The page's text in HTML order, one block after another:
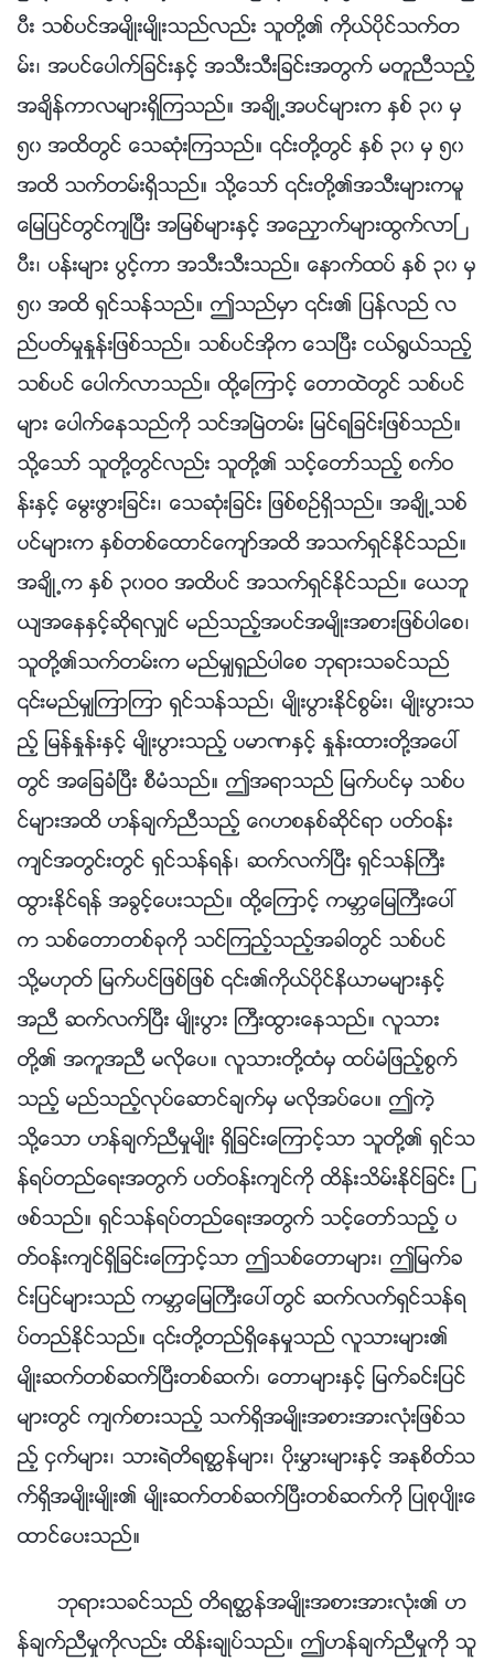
ပီး သစ္ပင္အမ်ိဳးမ်ိဳးသည္လည္း သူတို႔၏ ကိုယ္ပိုင္သက္တ
မ္း၊ အပင္ေပါက္ျခင္းႏွင့္ အသီးသီးျခင္းအတြက္ မတူညီသည့္
အခ်ိန္ကာလမ်ားရွိၾကသည္။ အခ်ိဳ႕အပင္မ်ားက ႏွစ္ ၃၀ မွ
၅၀ အထိတြင္ ေသဆုံးၾကသည္။ ၎တို႔တြင္ ႏွစ္ ၃၀ မွ ၅၀
အထိ သက္တမ္းရွိသည္။ သို႔ေသာ္ ၎တို႔၏အသီးမ်ားကမူ
ေျမျပင္တြင္က်ၿပီး အျမစ္မ်ားႏွင့္ အေညႇာက္မ်ားထြက္လာၿ
ပီး၊ ပန္းမ်ား ပြင့္ကာ အသီးသီးသည္။ ေနာက္ထပ္ ႏွစ္ ၃၀ မွ
၅၀ အထိ ရွင္သန္သည္။ ဤသည္မွာ ၎၏ ျပန္လည္ လ
ည္ပတ္မႈႏႈန္းျဖစ္သည္။ သစ္ပင္အိုက ေသၿပီး ငယ္႐ြယ္သည့္
သစ္ပင္ ေပါက္လာသည္။ ထို႔ေၾကာင့္ ေတာထဲတြင္ သစ္ပင္
မ်ား ေပါက္ေနသည္ကို သင္အၿမဲတမ္း ျမင္ရျခင္းျဖစ္သည္။
သို႔ေသာ္ သူတို႔တြင္လည္း သူတို႔၏ သင့္ေတာ္သည့္ စက္ဝ
န္းႏွင့္ ေမြးဖြားျခင္း၊ ေသဆုံးျခင္း ျဖစ္စဥ္ရွိသည္။ အခ်ိဳ႕သစ္
ပင္မ်ားက ႏွစ္တစ္ေထာင္ေက်ာ္အထိ အသက္ရွင္ႏိုင္သည္။
အခ်ိဳ႕က ႏွစ္ ၃၀ဝဝ အထိပင္ အသက္ရွင္ႏိုင္သည္။ ေယဘူ
ယ်အေနႏွင့္ဆိုရလွ်င္ မည္သည့္အပင္အမ်ိဳးအစားျဖစ္ပါေစ၊
သူတို႔၏သက္တမ္းက မည္မွ်ရွည္ပါေစ ဘုရားသခင္သည္
၎မည္မွ်ၾကာၾကာ ရွင္သန္သည္၊ မ်ိဳးပြားႏိုင္စြမ္း၊ မ်ိဳးပြားသ
ည့္ ျမန္ႏႈန္းႏွင့္ မ်ိဳးပြားသည့္ ပမာဏႏွင့္ ႏႈန္းထားတို႔အေပၚ
တြင္ အေျခခံၿပီး စီမံသည္။ ဤအရာသည္ ျမက္ပင္မွ သစ္ပ
င္မ်ားအထိ ဟန္ခ်က္ညီသည့္ ေဂဟစနစ္ဆိုင္ရာ ပတ္ဝန္း
က်င္အတြင္းတြင္ ရွင္သန္ရန္၊ ဆက္လက္ၿပီး ရွင္သန္ႀကီး
ထြားႏိုင္ရန္ အခြင့္ေပးသည္။ ထို႔ေၾကာင့္ ကမာၻေျမႀကီးေပၚ
က သစ္ေတာတစ္ခုကို သင္ၾကည့္သည့္အခါတြင္ သစ္ပင္
သို႔မဟုတ္ ျမက္ပင္ျဖစ္ျဖစ္ ၎၏ကိုယ္ပိုင္နိယာမမ်ားႏွင့္
အညီ ဆက္လက္ၿပီး မ်ိဳးပြား ႀကီးထြားေနသည္။ လူသား
တို႔၏ အကူအညီ မလိုေပ။ လူသားတို႔ထံမွ ထပ္မံျဖည့္စြက္
သည့္ မည္သည့္လုပ္ေဆာင္ခ်က္မွ မလိုအပ္ေပ။ ဤကဲ့
သို႔ေသာ ဟန္ခ်က္ညီမႈမ်ိဳး ရွိျခင္းေၾကာင့္သာ သူတို႔၏ ရွင္သ
န္ရပ္တည္ေရးအတြက္ ပတ္ဝန္းက်င္ကို ထိန္းသိမ္းႏိုင္ျခင္း ျ
ဖစ္သည္။ ရွင္သန္ရပ္တည္ေရးအတြက္ သင့္ေတာ္သည့္ ပ
တ္ဝန္းက်င္ရွိျခင္းေၾကာင့္သာ ဤသစ္ေတာမ်ား၊ ဤျမက္ခ
င္းျပင္မ်ားသည္ ကမာၻေျမႀကီးေပၚတြင္ ဆက္လက္ရွင္သန္ရ
ပ္တည္ႏိုင္သည္။ ၎တို႔တည္ရွိေနမႈသည္ လူသားမ်ား၏
မ်ိဳးဆက္တစ္ဆက္ၿပီးတစ္ဆက္၊ ေတာမ်ားႏွင့္ ျမက္ခင္းျပင္
မ်ားတြင္ က်က္စားသည့္ သက္ရွိအမ်ိဳးအစားအားလုံးျဖစ္သ
ည့္ ငွက္မ်ား၊ သားရဲတိရစာၦန္မ်ား၊ ပိုးမႊားမ်ားႏွင့္ အႏုစိတ္သ
က္ရွိအမ်ိဳးမ်ိဳး၏ မ်ိဳးဆက္တစ္ဆက္ၿပီးတစ္ဆက္ကို ျပဳစုပ်ိဳးေ
ထာင္ေပးသည္။
ဘုရားသခင္သည္ တိရစာၦန္အမ်ိဳးအစားအားလုံး၏ ဟ
န္ခ်က္ညီမႈကိုလည္း ထိန္းခ်ဳပ္သည္။ ဤဟန္ခ်က္ညီမႈကို သူ